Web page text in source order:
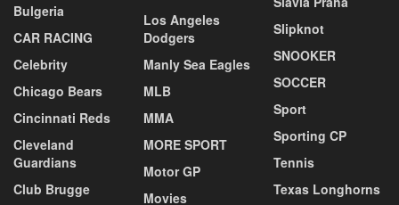
Bulgeria
CAR RACING
Celebrity
Chicago Bears
Cincinnati Reds
Cleveland
Guardians
Club Brugge
Los Angeles
Dodgers
Manly Sea Eagles
MLB
MMA
MORE SPORT
Motor GP
Movies
Slipknot
SNOOKER
SOCCER
Sport
Sporting CP
Tennis
Texas Longhorns